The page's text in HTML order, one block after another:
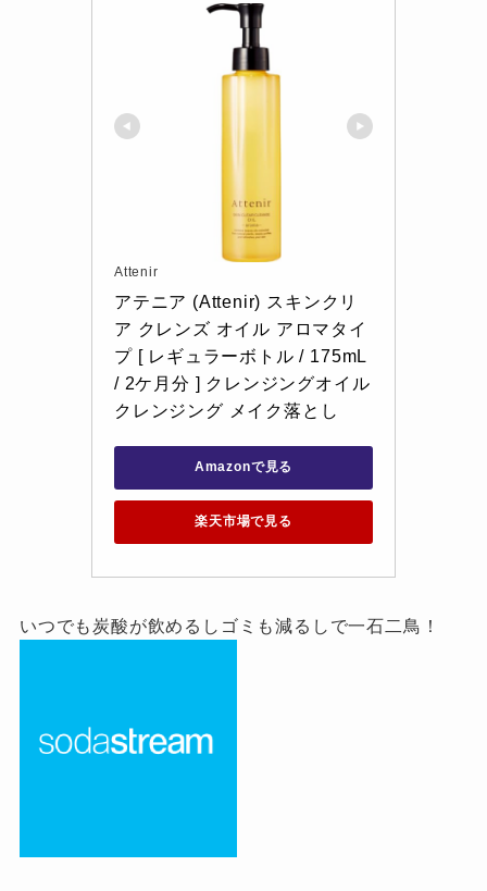
Attenir
アテニア (Attenir) スキンクリ
ア クレンズ オイル アロマタイ
プ [ レギュラーボトル / 175mL
/ 2ケ月分 ] クレンジングオイル
クレンジング メイク落とし
Amazonで見る
楽天市場で見る
いつでも炭酸が飲めるしゴミも減るしで一石二鳥！